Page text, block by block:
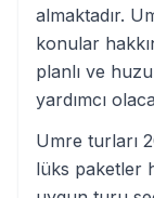
almaktadır.
konular
planlı ve
yardımcı
Umre turları
lüks paketler